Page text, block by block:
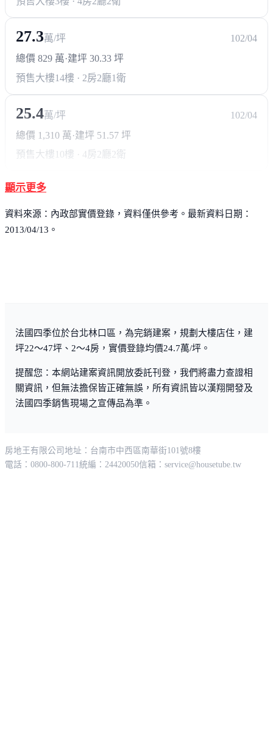
27.3萬/坪
102/04
總價 829 萬·建坪 30.33 坪
預售大樓14樓 · 2房2廳1衛
25.4萬/坪
102/04
總價 1,310 萬 ·建坪 51.57 坪
預售大樓 10樓 · 4房2廳2衛
顯示更多
資料來源：內政部實價登錄，資料僅供參考。最新資料日期：
2013/04/13。
法國四季位於台北林口區，為完銷建案，規劃大樓店住，建
坪22～47坪、2～4房，實價登錄均價24.7萬/坪。
提醒您：本網站建案資訊開放委託刊登，我們將盡力查證相
關資訊，但無法擔保皆正確無誤，所有資訊皆以漢翔開發及
法國四季銷售現場之宣傳品為準。
房地王有限公司 地址：台南市中西區南華街101號8樓
電話：0800-800-711統編：24420050信箱： service@housetube.tw